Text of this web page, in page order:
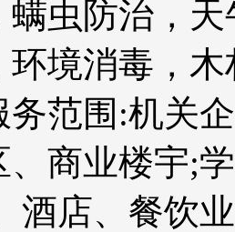
螨虫防治，
环境消毒，
务范围:机关
、商业楼宇;
酒店、餐饮